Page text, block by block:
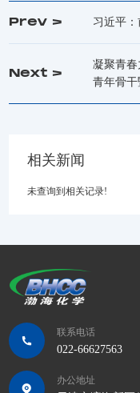
Prev > 习近平
Next >
凝聚青
青年骨
相关新闻
未查询到相关记录!
联系电话
022-66627563
办公地址